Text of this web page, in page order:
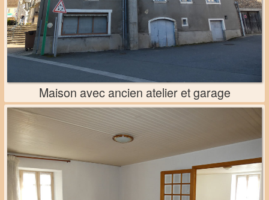
Maison avec ancien atelier et garage